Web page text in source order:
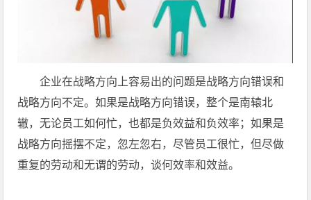
企业在战略方向上容易出的问题是战略方向错误和
战略方向不定。如果是战略方向错误，整个是南辕北
辙，无论员工如何忙，也都是负效益和负效率；如果是
战略方向摇摆不定，忽左忽右，尽管员工很忙，但尽做
重复的劳动和无谓的劳动，谈何效率和效益。